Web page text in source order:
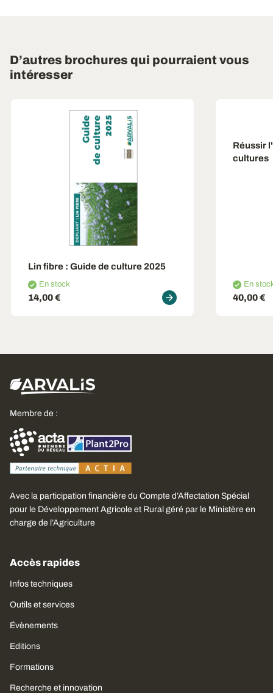
D’autres brochures qui pourraient vous
intéresser
Lin fibre : Guide de culture 2025
En stock
14,00 €
Réussir
cultures
En
40,00 €
Membre de :
Avec la participation financière du Compte d’Affectation Spécial
pour le Développement Agricole et Rural géré par le Ministère en
charge de l’Agriculture
Accès rapides
Infos techniques
Outils et services
Évènements
Editions
Formations
Recherche et innovation